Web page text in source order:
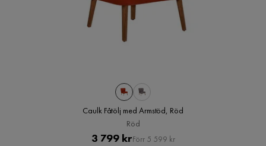
Caulk Fåtölj med Armstöd, Röd
Röd
Pris
3 799 krOriginal
Förr 5 599 kr